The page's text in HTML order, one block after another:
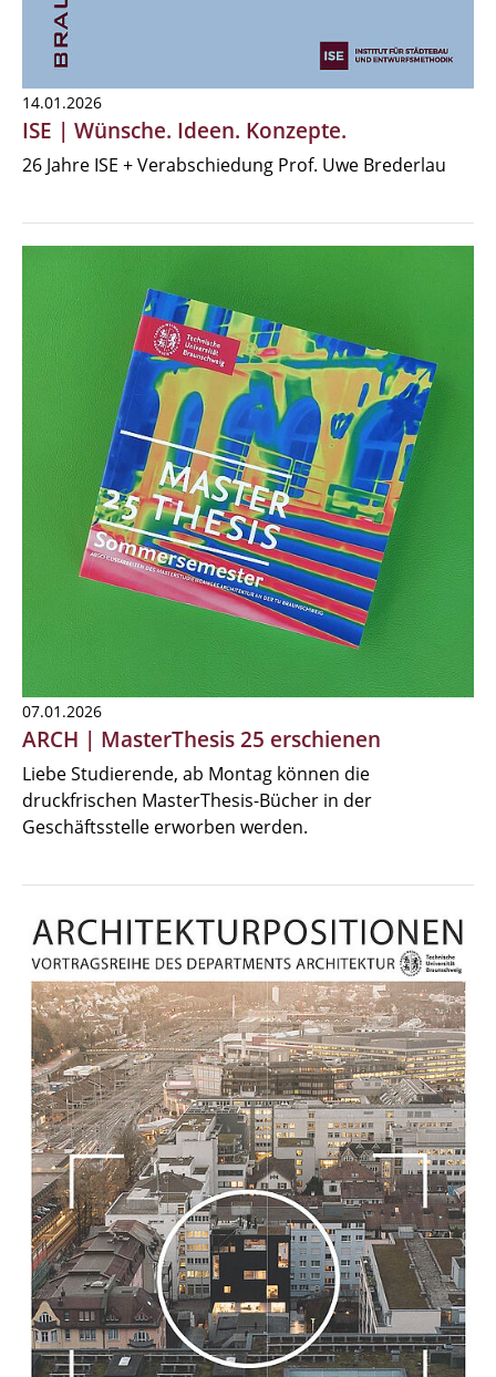
14.01.2026
ISE | Wünsche. Ideen. Konzepte.
26 Jahre ISE + Verabschiedung Prof. Uwe Brederlau
07.01.2026
ARCH | MasterThesis 25 erschienen
Liebe Studierende, ab Montag können die
druckfrischen MasterThesis-Bücher in der
Geschäftsstelle erworben werden.